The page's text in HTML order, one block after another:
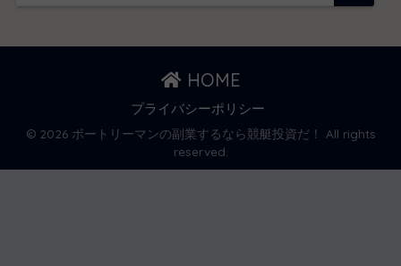
HOME
プライバシーポリシー
© 2026 ボートリーマンの副業するなら競艇投資だ！ All rights
reserved.